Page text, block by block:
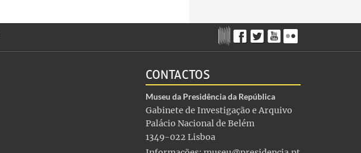
CONTACTOS
Museu da Presidência da República
Gabinete de Investigação e Arquivo
Palácio Nacional de Belém
1349-022 Lisboa